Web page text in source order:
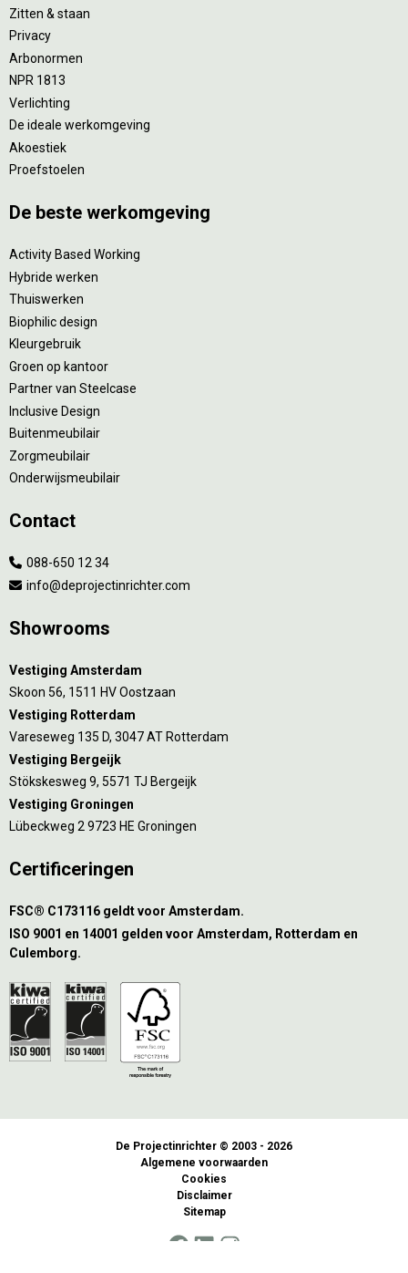
Zitten & staan
Privacy
Arbonormen
NPR 1813
Verlichting
De ideale werkomgeving
Akoestiek
Proefstoelen
De beste werkomgeving
Activity Based Working
Hybride werken
Thuiswerken
Biophilic design
Kleurgebruik
Groen op kantoor
Partner van Steelcase
Inclusive Design
Buitenmeubilair
Zorgmeubilair
Onderwijsmeubilair
Contact
088-650 12 34
info@deprojectinrichter.com
Showrooms
Vestiging Amsterdam
Skoon 56, 1511 HV Oostzaan
Vestiging Rotterdam
Vareseweg 135 D, 3047 AT Rotterdam
Vestiging Bergeijk
Stökskesweg 9, 5571 TJ Bergeijk
Vestiging Groningen
Lübeckweg 2 9723 HE Groningen
Certificeringen
FSC® C173116 geldt voor Amsterdam.
ISO 9001 en 14001 gelden voor Amsterdam, Rotterdam en
Culemborg.
De Projectinrichter © 2003 - 2026
Algemene voorwaarden
Cookies
Disclaimer
Sitemap